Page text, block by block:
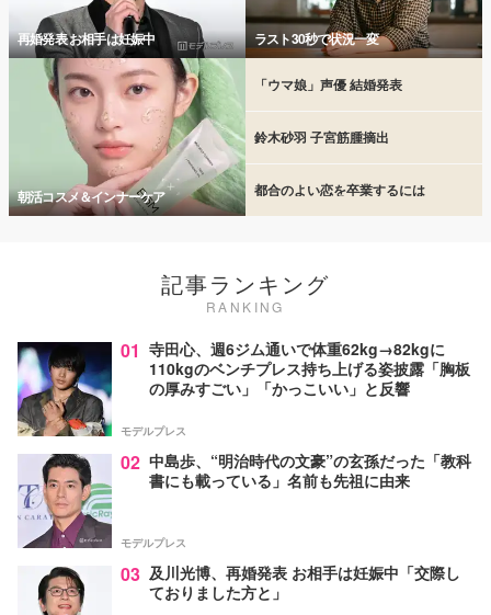
再婚発表 お相手は妊娠中 ラスト30秒で状況一変
朝活コスメ＆インナーケア
「ウマ娘」声優 結婚発表
鈴木砂羽 子宮筋腫摘出
都合のよい恋を卒業するには
記事ランキング
RANKING
01 寺田心、週6ジム通いで体重62kg→82kgに
110kgのベンチプレス持ち上げる姿披露「胸板
の厚みすごい」「かっこいい」と反響
モデルプレス
02 中島歩、“明治時代の文豪”の玄孫だった「教科
書にも載っている」名前も先祖に由来
モデルプレス
03 及川光博、再婚発表 お相手は妊娠中「交際し
ておりました方と」